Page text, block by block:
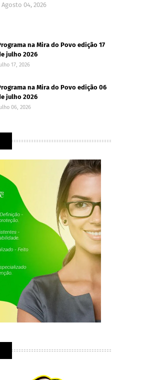
Agosto 04, 2026
na Mira do Povo edição 17
julho 2026
Julho 17, 2026
na Mira do Povo edição 06
julho 2026
Julho 06, 2026